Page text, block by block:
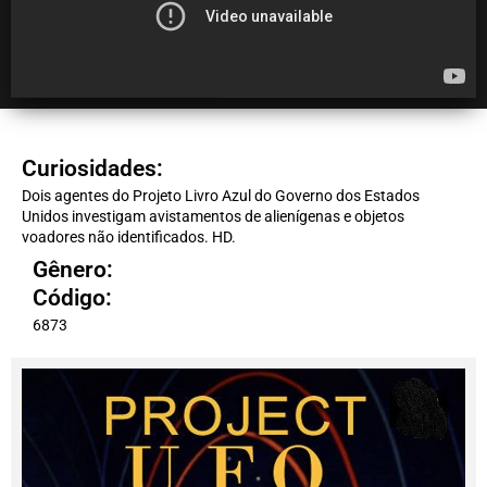
Curiosidades:
Dois agentes do Projeto Livro Azul do Governo dos Estados
Unidos investigam avistamentos de alienígenas e objetos
voadores não identificados. HD.
Gênero:
Código:
6873